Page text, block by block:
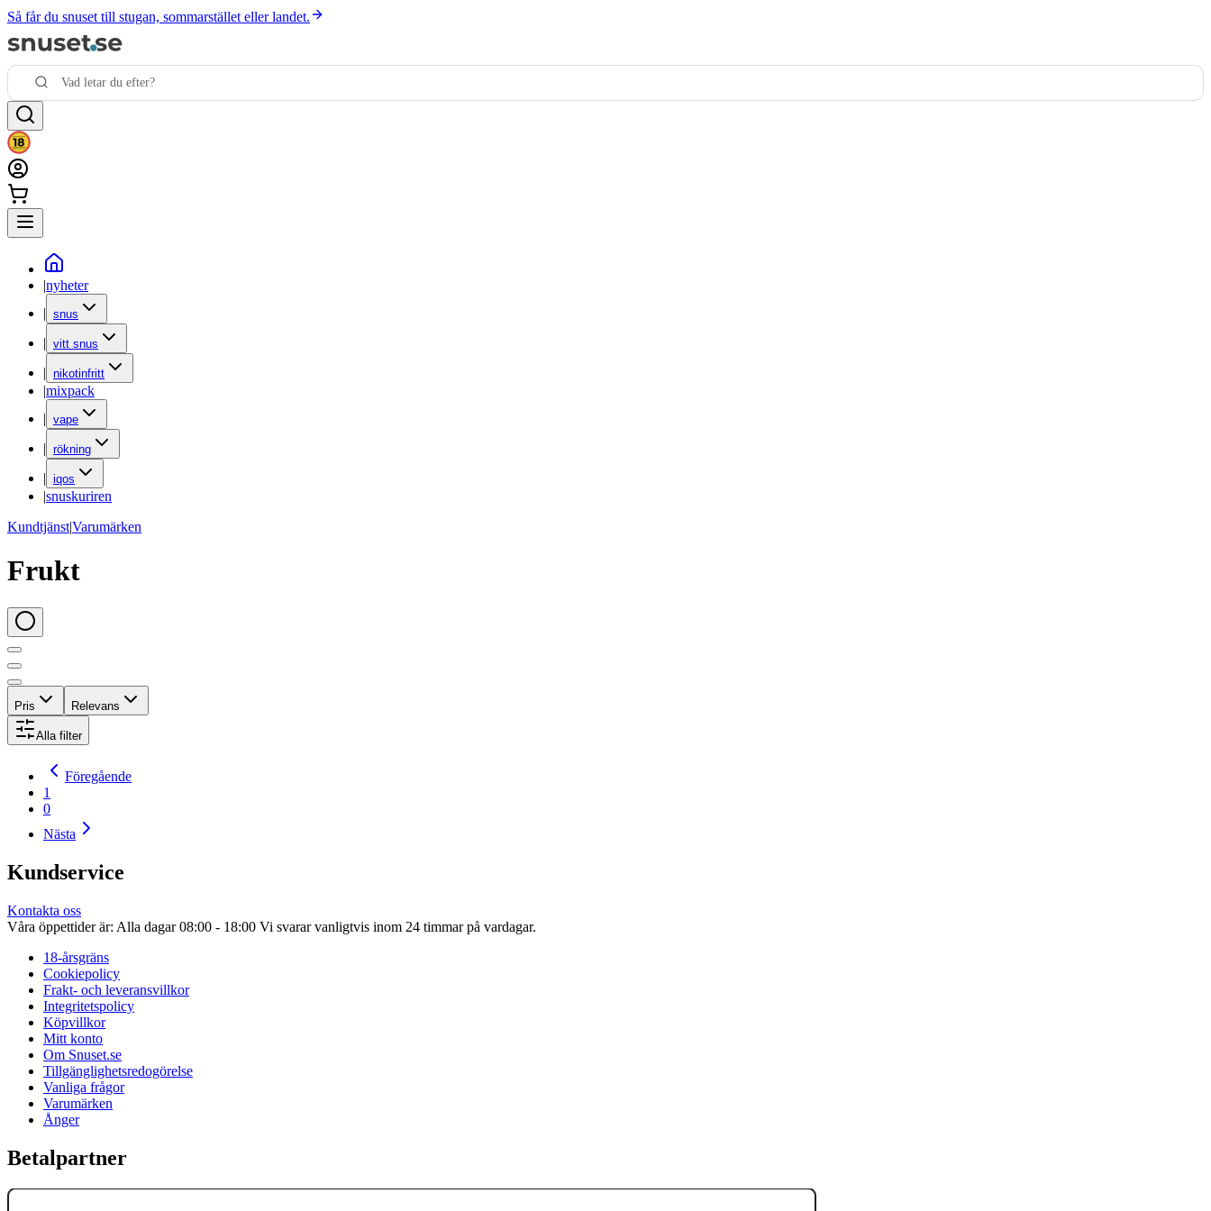
Så får du snuset till stugan, sommarstället eller landet.
|nyheter
| snus
| vitt snus
| nikotinfritt
|mixpack
| vape
| rökning
| iqos
|snuskuriren
Kundtjänst|Varumärken
Frukt
Pris Relevans
Alla filter
Föregående
1
0
Nästa
Kundservice
Kontakta oss
Våra öppettider är: Alla dagar 08:00 - 18:00 Vi svarar vanligtvis inom 24 timmar på vardagar.
18-årsgräns
Cookiepolicy
Frakt- och leveransvillkor
Integritetspolicy
Köpvillkor
Mitt konto
Om Snuset.se
Tillgänglighetsredogörelse
Vanliga frågor
Varumärken
Ånger
Betalpartner